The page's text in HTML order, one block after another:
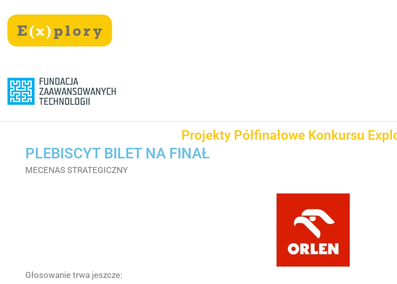
treści
do
treści
Projekty Półfinałowe Konkursu
PLEBISCYT BILET NA FINAŁ
MECENAS STRATEGICZNY
Głosowanie trwa jeszcze: